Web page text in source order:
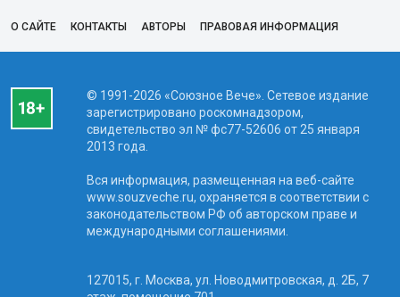
О САЙТЕ КОНТАКТЫ АВТОРЫ ПРАВОВАЯ ИНФОРМАЦИЯ
© 1991-2026 «Союзное Вече». Сетевое издание
зарегистрировано роскомнадзором,
свидетельство эл № фc77-52606 от 25 января
2013 года.
Вся информация, размещенная на веб-сайте
www.souzveche.ru, охраняется в соответствии с
законодательством РФ об авторском праве и
международными соглашениями.
127015, г. Москва, ул. Новодмитровская, д. 2Б, 7